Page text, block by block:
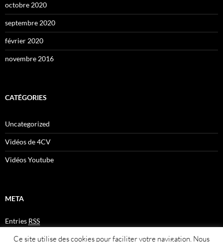
octobre 2020
septembre 2020
février 2020
novembre 2016
CATÉGORIES
Uncategorized
Vidéos de 4CV
Vidéos Youtube
META
Entries RSS
CommentsRSS
Plan du site
Ce site utilise des cookies pour faciliter votre navigation. Nous